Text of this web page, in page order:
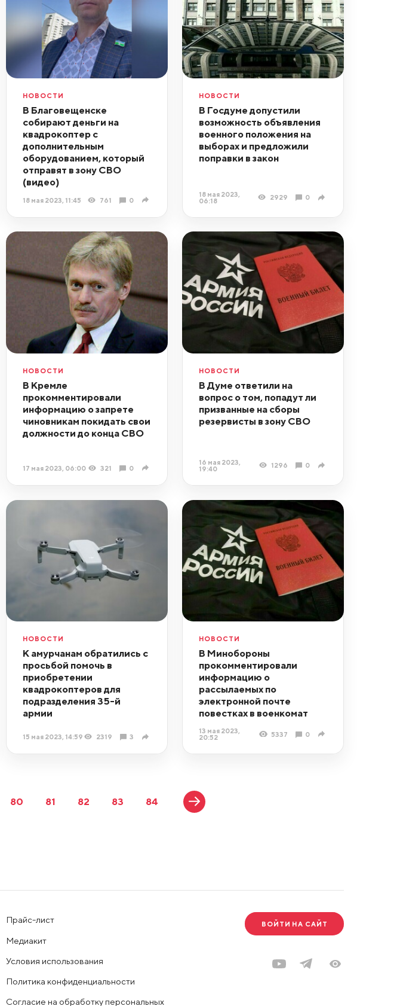
НОВОСТИ
В Благовещенске
собирают деньги на
квадрокоптер с
дополнительным
оборудованием, который
отправят в зону СВО
(видео)
18 мая 2023, 11:45 761 0
НОВОСТИ
В Госдуме допустили
возможность объявления
военного положения на
выборах и предложили
поправки в закон
18 мая 2023,
06:18
2929 0
НОВОСТИ
В Кремле
прокомментировали
информацию о запрете
чиновникам покидать свои
должности до конца СВО
17 мая 2023, 06:00 321 0
НОВОСТИ
В Думе ответили на
вопрос о том, попадут ли
призванные на сборы
резервисты в зону СВО
16 мая 2023,
19:40
1296 0
НОВОСТИ
К амурчанам обратились с
просьбой помочь в
приобретении
квадрокоптеров для
подразделения 35-й
армии
15 мая 2023, 14:59 2319 3
НОВОСТИ
В Минобороны
прокомментировали
информацию о
рассылаемых по
электронной почте
повестках в военкомат
13 мая 2023,
20:52
5337 0
80 81 82 83 84
Прайс-лист
Медиакит
Условия использования
Политика конфиденциальности
Согласие на обработку персональных
ВОЙТИ НА САЙТ